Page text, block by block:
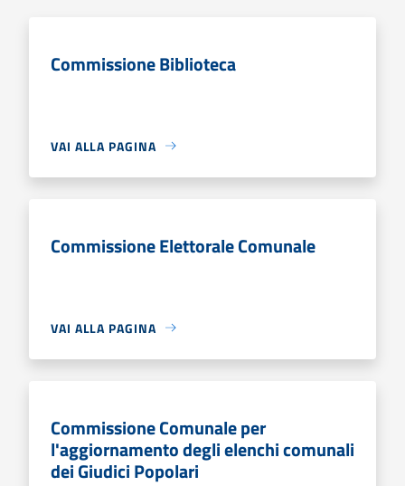
Commissione Biblioteca
VAI ALLA PAGINA
Commissione Elettorale Comunale
VAI ALLA PAGINA
Commissione Comunale per
l'aggiornamento degli elenchi comunali
dei Giudici Popolari